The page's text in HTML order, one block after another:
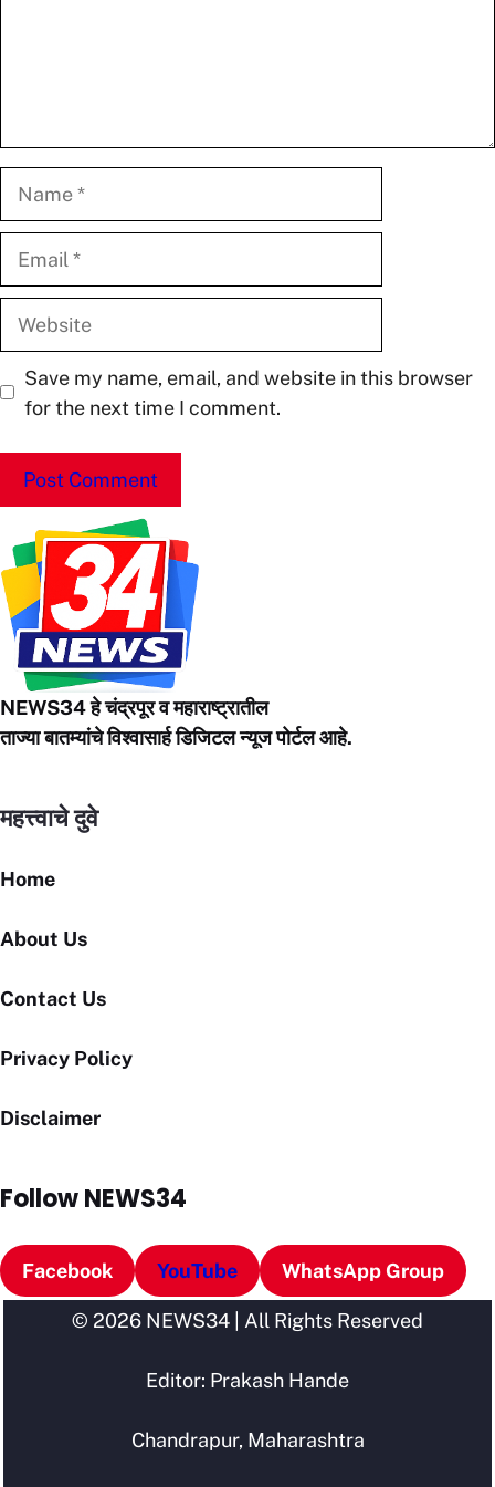
Website
Save my name, email, and website in this browser
for the next time I comment.
NEWS34 हे चंद्रपूरव महाराष्ट्रातील
ताज्या बातम्यांचे विश्वासार्ह डिजिटल न्यूज पोर्टल आहे.
महत्त्वाचे दुवे
Home
About Us
Contact Us
Privacy Policy
Disclaimer
Follow NEWS34
Facebook YouTube WhatsApp Group
© 2026 NEWS34 | All Rights Reserved
Editor: Prakash Hande
Chandrapur, Maharashtra